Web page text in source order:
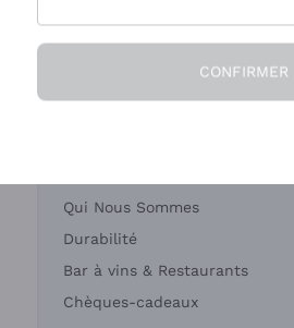
en 2-4 jours
en France
Qui Nous Sommes
Durabilité
Bar à vins & Restaurants
Chèques-cadeaux
CONFIRMER